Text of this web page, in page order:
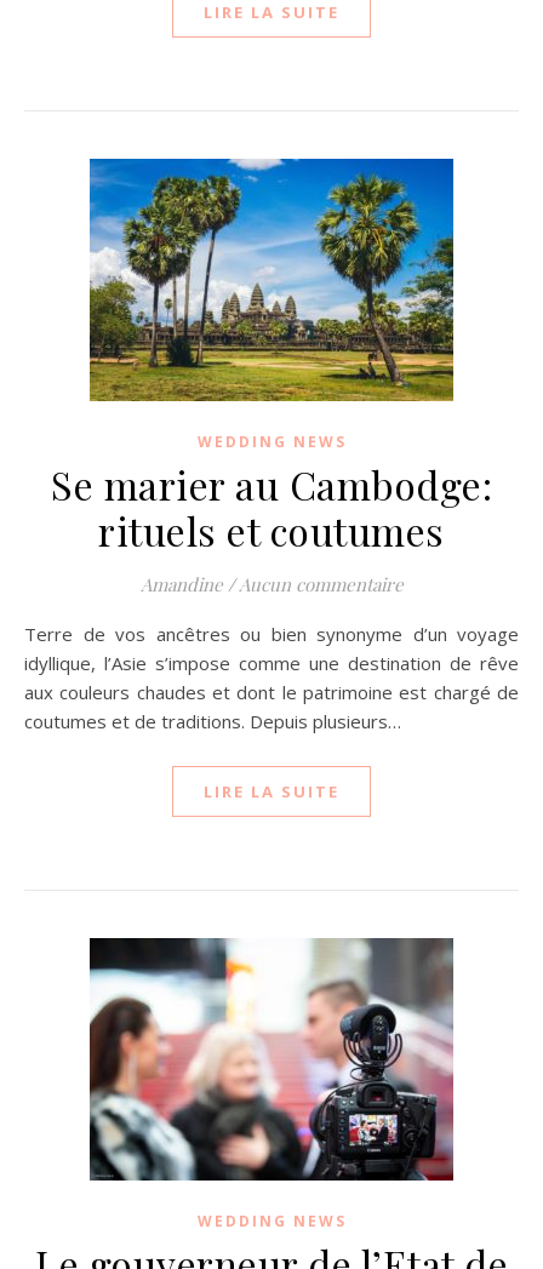
LIRE LA SUITE
WEDDING NEWS
Se marier au Cambodge:
rituels et coutumes
Amandine /Aucun commentaire
Terre de vos ancêtres ou bien synonyme d’un voyage
idyllique, l’Asie s’impose comme une destination de rêve
aux couleurs chaudes et dont le patrimoine est chargé de
coutumes et de traditions. Depuis plusieurs…
LIRE LA SUITE
WEDDING NEWS